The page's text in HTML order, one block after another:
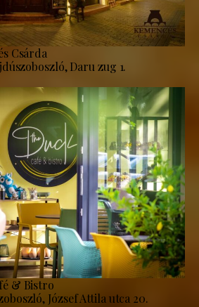
Csárda
Daru zug 1.
& Bistro
József Attila utca 20.